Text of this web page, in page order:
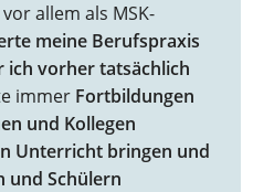
allem als MSK-
meine Berufspraxis
ich vorher tatsächlich
immer Fortbildungen
und Kollegen
Unterricht bringen und
und Schülern